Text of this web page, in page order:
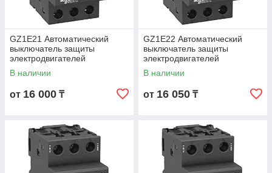
GZ1E21 Автоматический
выключатель защиты
электродвигателей
мощностью до 9кВт, на токи
17 - 23А
В наличии
от 16 000 ₸
GZ1E22 Автоматический
выключатель защиты
электродвигателей
мощностью до 11кВт, на токи
20 - 25А
В наличии
от 16 050 ₸